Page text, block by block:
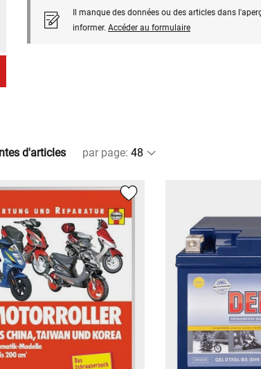
Il manque des données ou des articles dans
informer. Accéder au formulaire
d'articles par page: